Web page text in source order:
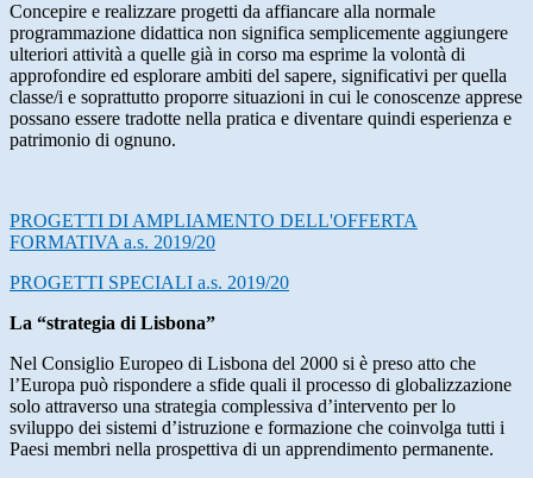
Concepire e realizzare progetti da affiancare alla normale
programmazione didattica non significa semplicemente aggiungere
ulteriori attività a quelle già in corso ma esprime la volontà di
approfondire ed esplorare ambiti del sapere, significativi per quella
classe/i e soprattutto proporre situazioni in cui le conoscenze apprese
possano essere tradotte nella pratica e diventare quindi esperienza e
patrimonio di ognuno.
PROGETTI DI AMPLIAMENTO DELL'OFFERTA
FORMATIVA a.s. 2019/20
PROGETTI SPECIALI a.s. 2019/20
La “strategia di Lisbona”
Nel Consiglio Europeo di Lisbona del 2000 si è preso atto che
l’Europa può rispondere a sfide quali il processo di globalizzazione
solo attraverso una strategia complessiva d’intervento per lo
sviluppo dei sistemi d’istruzione e formazione che coinvolga tutti i
Paesi membri nella prospettiva di un apprendimento permanente.